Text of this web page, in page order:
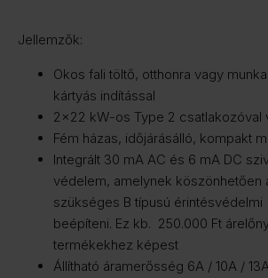
Jellemzők:
Okos fali töltő, otthonra vagy
kártyás indítással
2×22 kW-os Type 2 csatlakozóval
Fém házas, időjárásálló, kompakt
Integrált 30 mA AC és 6 mA DC
védelem, amelynek köszönhetően
szükséges B típusú érintésvédelmi
beépíteni. Ez kb. 250.000 Ft
termékekhez képest
Állítható áramerősség 6A / 10A /